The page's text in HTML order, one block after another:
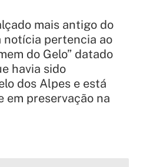
mais antigo do
notícia pertencia ao
do Gelo” datado
havia sido
dos Alpes e está
preservação na